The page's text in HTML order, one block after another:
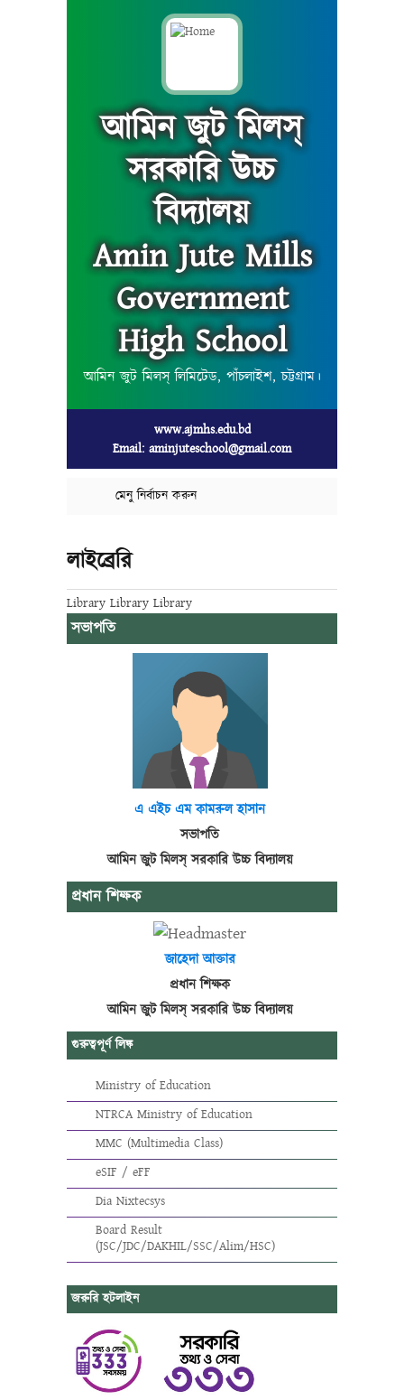
আমিন জুট মিলস্
সরকারি উচ্চ
বিদ্যালয়
Amin Jute Mills
Government
High School
আমিন জুট মিলস্ লিমিটেড, পাঁচলাইশ, চট্টগ্রাম।
www.ajmhs.edu.bd
Email: aminjuteschool@gmail.com
মেনু নির্বাচন করুন
লাইব্রেরি
Library Library Library
সভাপতি
এ এইচ এম কামরুল হাসান
সভাপতি
আমিন জুট মিলস্ সরকারি উচ্চ বিদ্যালয়
প্রধান শিক্ষক
জাহেদা আক্তার
প্রধান শিক্ষক
আমিন জুট মিলস্ সরকারি উচ্চ বিদ্যালয়
গুরুত্বপূর্ণ লিঙ্ক
Ministry of Education
NTRCA Ministry of Education
MMC (Multimedia Class)
eSIF / eFF
Dia Nixtecsys
Board Result
(JSC/JDC/DAKHIL/SSC/Alim/HSC)
জরুরি হটলাইন